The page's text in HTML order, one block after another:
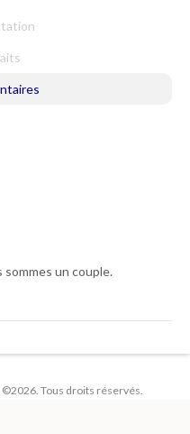
un couple.
Tous droits réservés.